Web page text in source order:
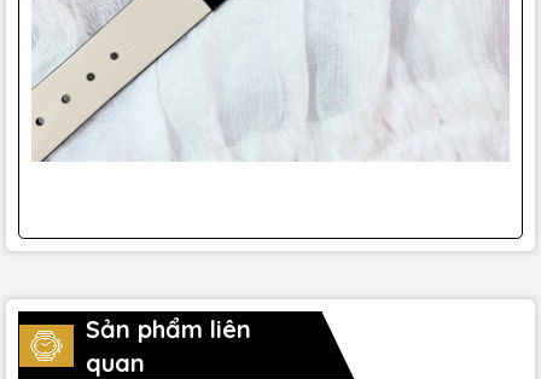
Sản phẩm liên
quan